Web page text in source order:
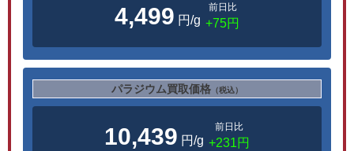
4,499 円/g
前日比
+75円
パラジウム買取価格 （税込）
10,439 円/g
前日比
+231円